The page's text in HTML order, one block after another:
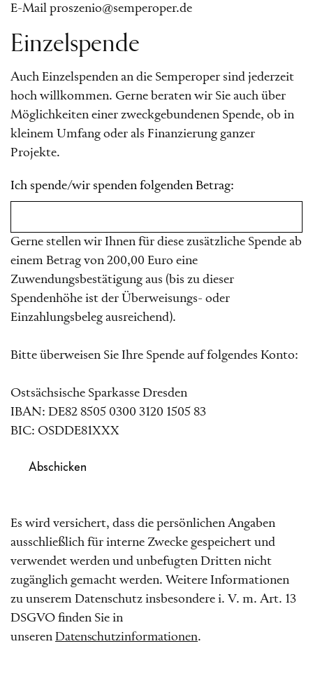
E-Mail proszenio@semperoper.de
Einzelspende
Auch Einzelspenden an die Semperoper sind jederzeit
hoch willkommen. Gerne beraten wir Sie auch über
Möglichkeiten einer zweckgebundenen Spende, ob in
kleinem Umfang oder als Finanzierung ganzer
Projekte.
Ich spende/wir spenden folgenden Betrag:
Gerne stellen wir Ihnen für diese zusätzliche Spende ab
einem Betrag von 200,00 Euro eine
Zuwendungsbestätigung aus (bis zu dieser
Spendenhöhe ist der Überweisungs- oder
Einzahlungsbeleg ausreichend).
Bitte überweisen Sie Ihre Spende auf folgendes Konto:
Ostsächsische Sparkasse Dresden
IBAN: DE82 8505 0300 3120 1505 83
BIC: OSDDE81XXX
Abschicken
Es wird versichert, dass die persönlichen Angaben
ausschließlich für interne Zwecke gespeichert und
verwendet werden und unbefugten Dritten nicht
zugänglich gemacht werden. Weitere Informationen
zu unserem Datenschutz insbesondere i. V. m. Art. 13
DSGVO finden Sie in
unseren Datenschutzinformationen.